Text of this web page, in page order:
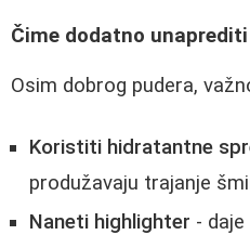
Čime dodatno
Osim dobrog pudera,
Koristiti hidratantne
produžavaju trajanje
Naneti highlighter -